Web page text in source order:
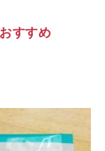
すすめ